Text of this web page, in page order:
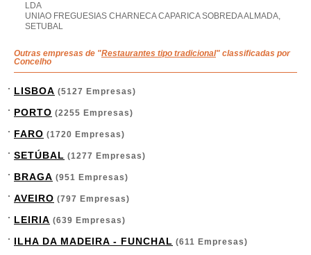
LDA
UNIAO FREGUESIAS CHARNECA CAPARICA SOBREDA ALMADA,
SETUBAL
Outras empresas de "Restaurantes tipo tradicional" classificadas por
Concelho
LISBOA (5127 Empresas)
PORTO (2255 Empresas)
FARO (1720 Empresas)
SETÚBAL (1277 Empresas)
BRAGA (951 Empresas)
AVEIRO (797 Empresas)
LEIRIA (639 Empresas)
ILHA DA MADEIRA - FUNCHAL (611 Empresas)